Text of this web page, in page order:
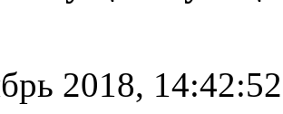
2018, 14:42:52